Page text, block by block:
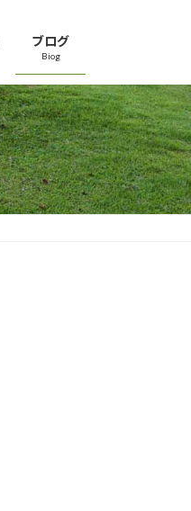
ブログ
Biog